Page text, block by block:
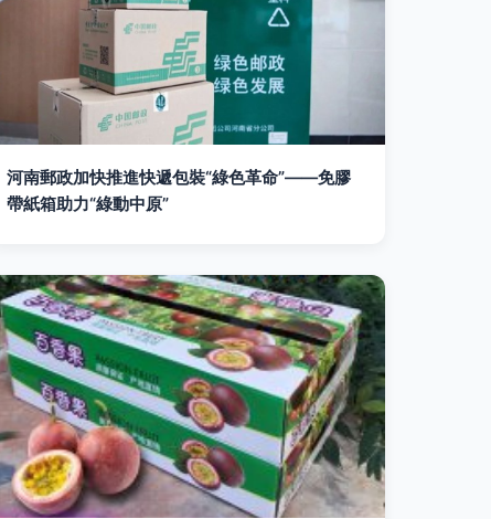
河南郵政加快推進快遞包裝“綠色革命”——免膠
帶紙箱助力“綠動中原”